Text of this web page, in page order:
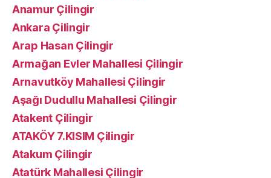
Anamur Çilingir
Ankara Çilingir
Arap Hasan Çilingir
Armağan Evler Mahallesi Çilingir
Arnavutköy Mahallesi Çilingir
Aşağı Dudullu Mahallesi Çilingir
Atakent Çilingir
ATAKÖY 7.KISIM Çilingir
Atakum Çilingir
Atatürk Mahallesi Çilingir